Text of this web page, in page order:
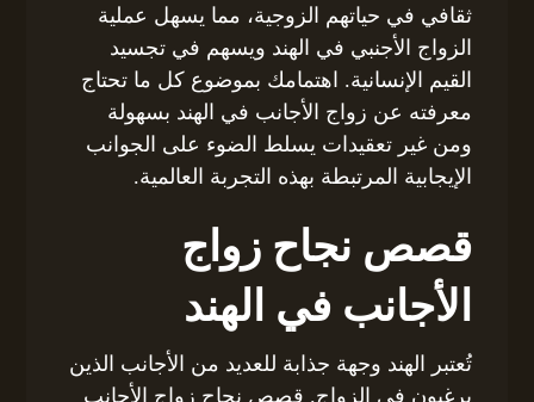
ثقافي في حياتهم الزوجية، مما يسهل عملية
الزواج الأجنبي في الهند ويسهم في تجسيد
القيم الإنسانية. اهتمامك بموضوع كل ما تحتاج
معرفته عن زواج الأجانب في الهند بسهولة
ومن غير تعقيدات يسلط الضوء على الجوانب
الإيجابية المرتبطة بهذه التجربة العالمية.
قصص نجاح زواج
الأجانب في الهند
تُعتبر الهند وجهة جذابة للعديد من الأجانب الذين
يرغبون في الزواج. قصص نجاح زواج الأجانب